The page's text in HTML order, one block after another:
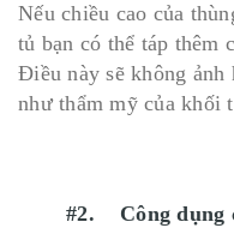
Nếu chiều cao của
tủ bạn có thể táp thêm
Điều này sẽ không
như thẩm mỹ của khối
#2. Công dụng